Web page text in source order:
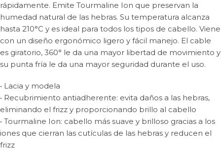
rápidamente. Emite Tourmaline Ion que preservan la
humedad natural de las hebras. Su temperatura alcanza
hasta 210°C y es ideal para todos los tipos de cabello. Viene
con un diseño ergonómico ligero y fácil manejo. El cable
es giratorio, 360° le da una mayor libertad de movimiento y
su punta fría le da una mayor seguridad durante el uso.
• Lacia y modela
• Recubrimiento antiadherente: evita daños a las hebras,
eliminando el frizz y proporcionando brillo al cabello
• Tourmaline Ion: cabello más suave y brilloso gracias a los
iones que cierran las cutículas de las hebras y reducen el
frizz